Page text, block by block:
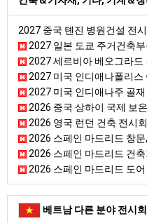
2027 중국 톈진 병원건설 전
2027 일본 도쿄 주거건축부동산 전
2027 세르비아 베오그라드 건축 전시회
2027 미국 인디애나폴리스 아스팔트 전시
2027 미국 인디애나주 골재 전시회
2026 중국 상하이 국제 보온재 및 에너지 절약 기술
2026 영국 런던 건축 전시회
2026 스페인 마드리드 창문, 외벽 전시회
2026 스페인 마드리드 건축기술 전시회
2026 스페인 마드리드 도어 및 자동화 전시회 [SMART
베트남 다른 분야 전시회